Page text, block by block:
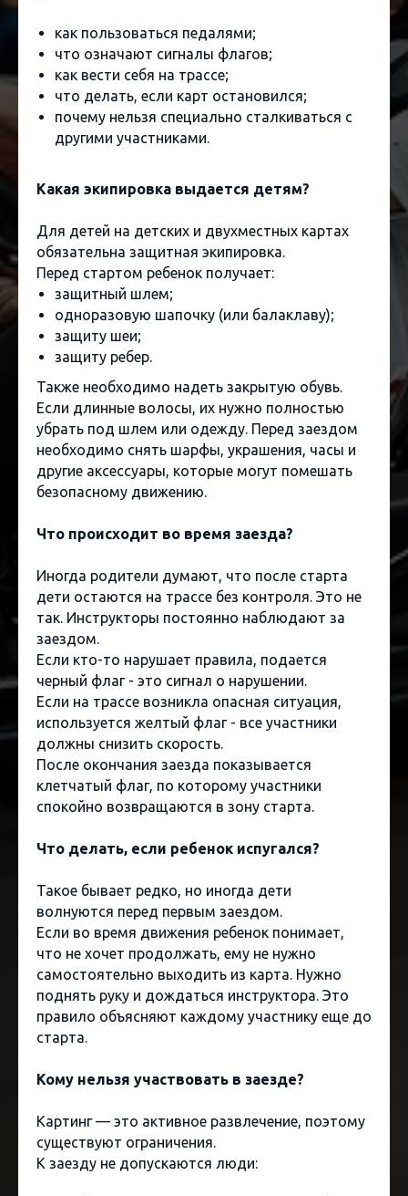
как пользоваться педалями;
что означают сигналы флагов;
как вести себя на трассе;
что делать, если карт остановился;
почему нельзя специально сталкиваться с
другими участниками.
Какая экипировка выдается детям?
Для детей на детских и двухместных картах
обязательна защитная экипировка.
Перед стартом ребенок получает:
защитный шлем;
одноразовую шапочку (или балаклаву);
защиту шеи;
защиту ребер.
Также необходимо надеть закрытую обувь.
Если длинные волосы, их нужно полностью
убрать под шлем или одежду. Перед заездом
необходимо снять шарфы, украшения, часы и
другие аксессуары, которые могут помешать
безопасному движению.
Что происходит во время заезда?
Иногда родители думают, что после старта
дети остаются на трассе без контроля. Это не
так. Инструкторы постоянно наблюдают за
заездом.
Если кто-то нарушает правила, подается
черный флаг - это сигнал о нарушении.
Если на трассе возникла опасная ситуация,
используется желтый флаг - все участники
должны снизить скорость.
После окончания заезда показывается
клетчатый флаг, по которому участники
спокойно возвращаются в зону старта.
Что делать, если ребенок испугался?
Такое бывает редко, но иногда дети
волнуются перед первым заездом.
Если во время движения ребенок понимает,
что не хочет продолжать, ему не нужно
самостоятельно выходить из карта. Нужно
поднять руку и дождаться инструктора. Это
правило объясняют каждому участнику еще до
старта.
Кому нельзя участвовать в заезде?
Картинг — это активное развлечение, поэтому
существуют ограничения.
К заезду не допускаются люди: